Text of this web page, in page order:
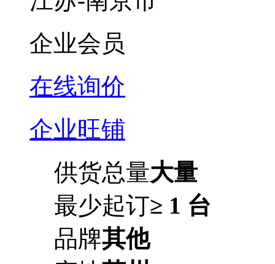
企业会员
在线询价
企业旺铺
供货总量大量
最少起订≥ 1 台
品牌其他